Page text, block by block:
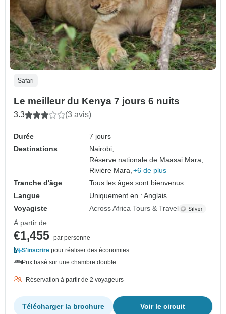
Safari
Le meilleur du Kenya 7 jours 6 nuits
3.3 (3 avis)
Durée
7 jours
Destinations
Nairobi,
Réserve nationale de Maasai Mara,
Rivière Mara, +6 de plus
Tranche d'âge
Tous les âges sont bienvenus
Langue
Uniquement en : Anglais
Voyagiste
Across Africa Tours & Travel
À partir de
€1,455 par personne
S'inscrire pour réaliser des économies
Prix basé sur une chambre double
Réservation à partir de 2 voyageurs
Voir le circuit
Télécharger la brochure